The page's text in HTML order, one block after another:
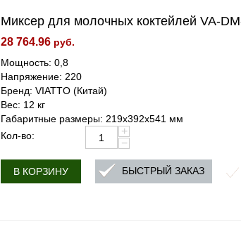
Миксер для молочных коктейлей VA-
28 764.96 руб.
Мощность: 0,8
Напряжение: 220
Бренд: VIATTO (Китай)
Вес: 12 кг
Габаритные размеры: 219x392x541 мм
Кол-во:
+
−
В КОРЗИНУ БЫСТРЫЙ ЗАКАЗ